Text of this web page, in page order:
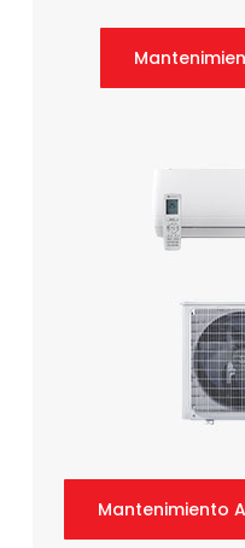
Mantenimiento